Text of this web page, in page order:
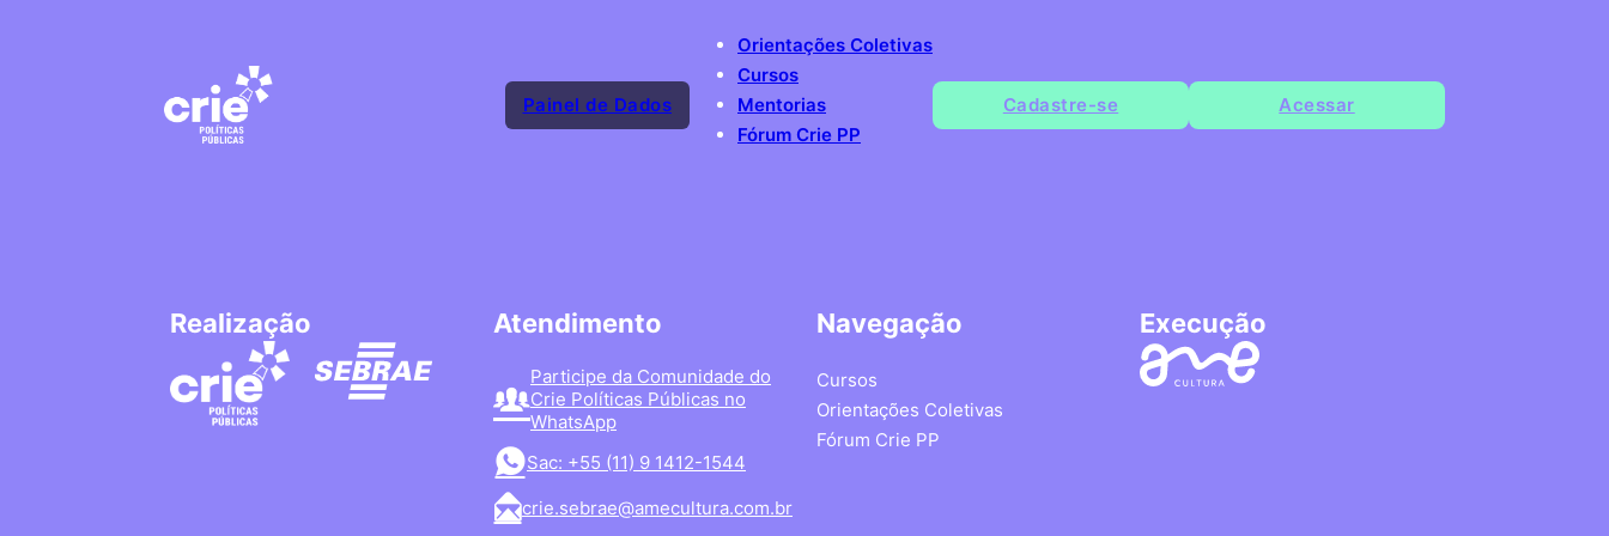
Painel de Dados
Orientações Coletivas
Cursos
Mentorias
Fórum Crie PP
Cadastre-se Acessar
Realização Atendimento
Participe da Comunidade do
Crie Políticas Públicas no
WhatsApp
Sac: +55 (11) 9 1412-1544
crie.sebrae@amecultura.com.br
Navegação
Cursos
Orientações Coletivas
Fórum Crie PP
Execução